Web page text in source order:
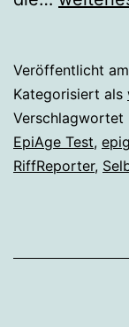
Test
auf
das
Veröffentlicht am
Kategorisiert als
Verschlagwortet
EpiAge Test,
RiffReporter,